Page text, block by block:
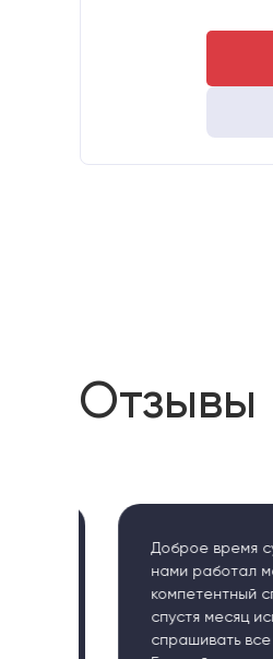
Отзывы
Доброе время
нами работал
компетентный
спустя месяц
спрашивать все ли